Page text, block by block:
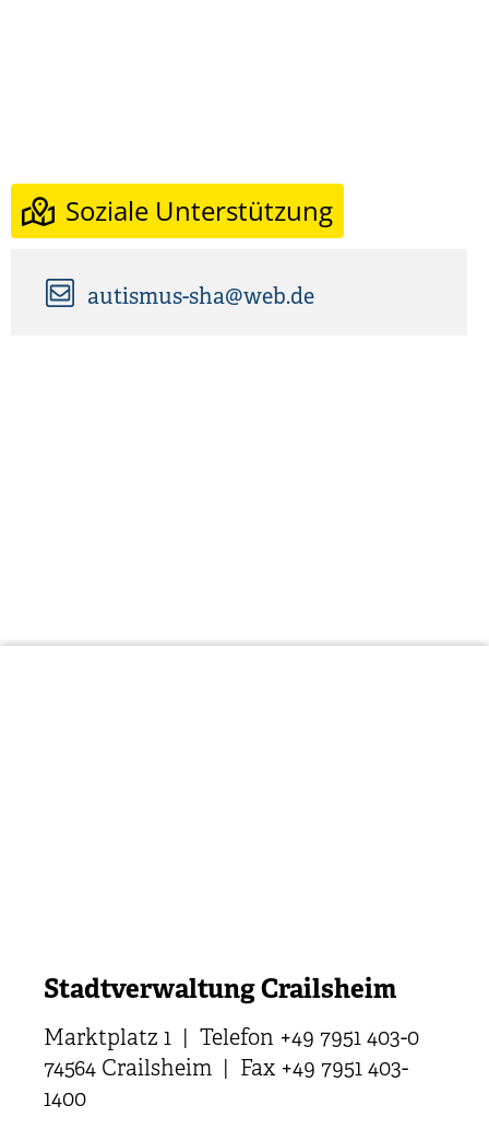
Soziale Unterstützung
autismus-sha@web.de
Stadtverwaltung Crailsheim
Marktplatz 1 | Telefon +49 7951 403-0
74564 Crailsheim | Fax +49 7951 403-
1400